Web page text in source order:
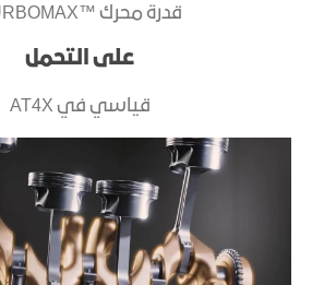
​قدرة محرك ™TURBOMAX
على التحمل
قياسي في AT4X